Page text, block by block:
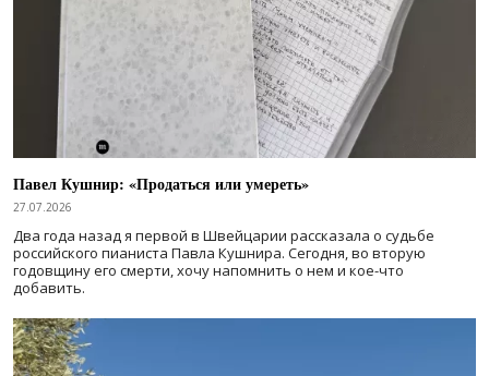
Павел Кушнир: «Продаться или умереть»
27.07.2026
Два года назад я первой в Швейцарии рассказала о судьбе
российского пианиста Павла Кушнира. Сегодня, во вторую
годовщину его смерти, хочу напомнить о нем и кое-что
добавить.